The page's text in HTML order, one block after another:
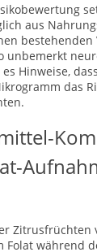
aus
bestehenden
unbemerkt
Hinweise,
das
Zitrusfrüchten
während